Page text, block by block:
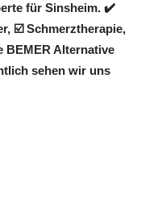
für Sinsheim. ✔️
☑️ Schmerztherapie,
BEMER Alternative
sehen wir uns